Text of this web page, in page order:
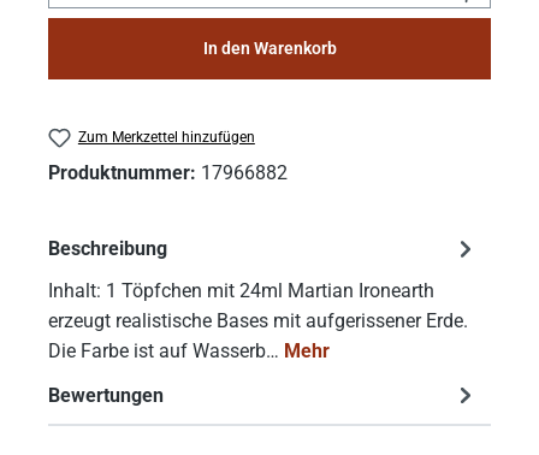
In den Warenkorb
Zum Merkzettel hinzufügen
Produktnummer: 17966882
Beschreibung
Inhalt: 1 Töpfchen mit 24ml Martian Ironearth
erzeugt realistische Bases mit aufgerissener Erde.
Die Farbe ist auf Wasserb… Mehr
Bewertungen